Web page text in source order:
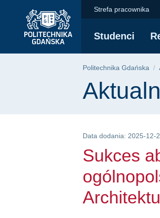
głównego
wyszukiwarki
Sukces Strefa pracownika
Studenci
Ścieżka
Politechnika Gdańska
Treść
Data dodania: 2025-12-
Sukces